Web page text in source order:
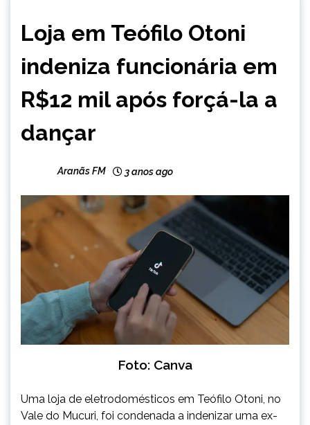
MINAS
NOTÍCIAS
Loja em Teófilo Otoni
indeniza funcionária em
R$12 mil após forçá-la a
dançar
Aranãs FM 3 anos ago
Foto: Canva
Uma loja de eletrodomésticos em Teófilo Otoni, no
Vale do Mucuri, foi condenada a indenizar uma ex-